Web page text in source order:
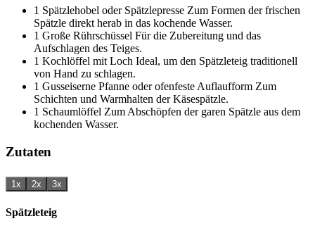
1 Spätzlehobel oder Spätzlepresse Zum Formen der frischen
Spätzle direkt herab in das kochende Wasser.
1 Große Rührschüssel Für die Zubereitung und das
Aufschlagen des Teiges.
1 Kochlöffel mit Loch Ideal, um den Spätzleteig traditionell
von Hand zu schlagen.
1 Gusseiserne Pfanne oder ofenfeste Auflaufform Zum
Schichten und Warmhalten der Käsespätzle.
1 Schaumlöffel Zum Abschöpfen der garen Spätzle aus dem
kochenden Wasser.
Zutaten
1x 2x 3x
Spätzleteig